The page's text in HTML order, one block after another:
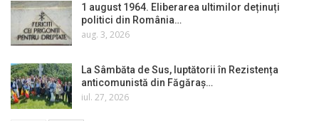
1 august 1964. Eliberarea ultimilor deținuți
politici din România…
aug. 3, 2026
La Sâmbăta de Sus, luptătorii în Rezistența
anticomunistă din Făgăraș…
iul. 27, 2026